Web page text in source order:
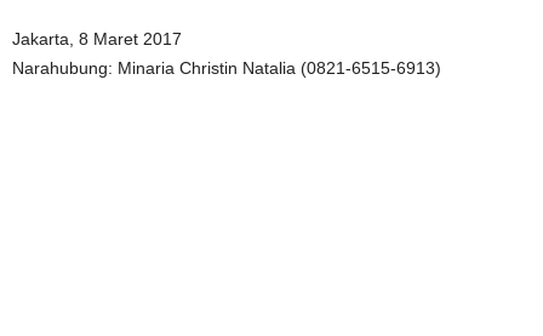
Jakarta, 8 Maret 2017
Narahubung: Minaria Christin Natalia (0821-6515-6913)